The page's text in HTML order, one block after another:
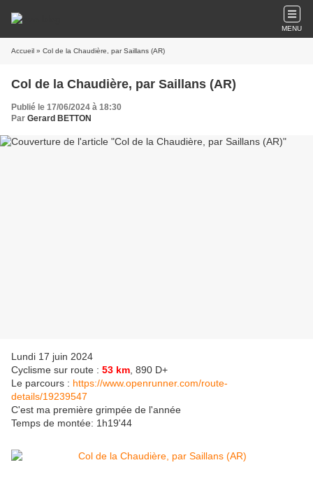
MENU
Accueil » Col de la Chaudière, par Saillans (AR)
Col de la Chaudière, par Saillans (AR)
Publié le 17/06/2024 à 18:30
Par Gerard BETTON
Lundi 17 juin 2024
Cyclisme sur route : 53 km , 890 D+
Le parcours : https://www.openrunner.com/route-
details/19239547
C'est ma première grimpée de l'année
Temps de montée: 1h19'44